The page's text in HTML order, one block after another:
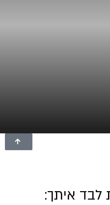
לבד איתך: